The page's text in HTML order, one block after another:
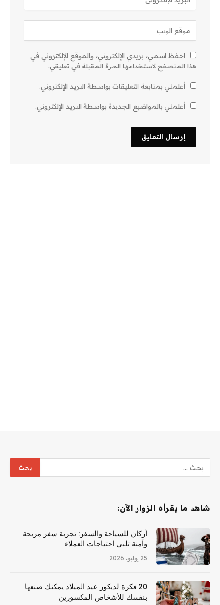
احفظ اسمي، بريدي الإلكتروني، والموقع الإلكتروني في
هذا المتصفح لاستخدامها المرة المقبلة في تعليقي.
أعلمني بمتابعة التعليقات بواسطة البريد الإلكتروني.
أعلمني بالمواضيع الجديدة بواسطة البريد الإلكتروني.
شاهد ما يقرأه الزوار الآن:
أركان للسياحة والسفر: تجربة سفر مريحة
وآمنة تلبي احتياجات العملاء
25 يوليو، 2026
20 فكرة لديكور عيد الميلاد يمكنك صنعها
بنفسك للأشخاص المكسورين